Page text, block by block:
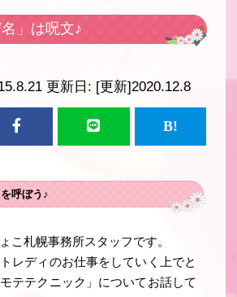
名」は呪文♪
更新日: [更新]2020.12.8
呼ぼう♪
こ札幌事務所スタッフです。
レディのお仕事をしていく上でと
テテクニック」についてお話して